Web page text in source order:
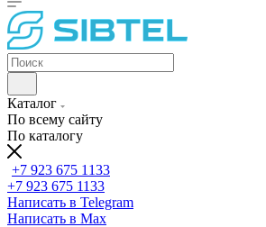
Каталог
По всему сайту
По каталогу
+7 923 675 1133
+7 923 675 1133
Написать в Telegram
Написать в Max